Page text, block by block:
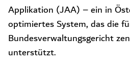
Applikation (JAA) – ein in
optimiertes System, das die
Bundesverwaltungsgericht
unterstützt.